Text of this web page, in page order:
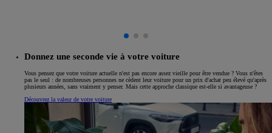
Donnez une seconde vie à votre voiture
Vous pensez que votre voiture actuelle n'est pas encore assez vieille pour être vendue ? Vous n'êtes
pas le seul : de nombreuses personnes ne cèdent leur voiture pour un prix d'achat peu élevé qu'après
plusieurs années, sans vraiment y penser. Mais cette approche classique est-elle si avantageuse ?
Découvrez la valeur de votre voiture